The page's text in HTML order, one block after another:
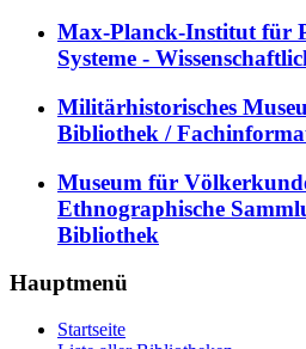
Max-Planck-Institut für
Systeme -
Militärhistorisches
Bibliothek /
Museum für
Ethnographische
Bibliothek
Hauptmenü
Startseite